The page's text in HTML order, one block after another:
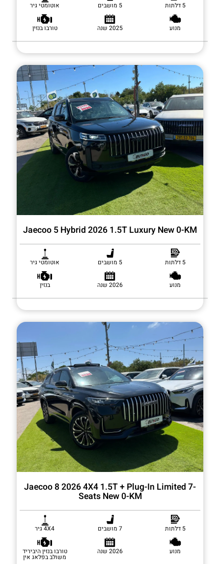
5 דלתות 5 מושבים אוטומטי גיר
מנוע 2025 שנה טורבו בנזין
Jaecoo 5 Hybrid 2026 1.5T Luxury New 0-KM
5 דלתות 5 מושבים אוטומטי גיר
מנוע 2026 שנה בנזין
Jaecoo 8 2026 4X4 1.5T + Plug-In Limited 7-
Seats New 0-KM
5 דלתות 7 מושבים 4X4 גיר
מנוע 2026 שנה טורבו בנזין היביריד
משולב בפלאג אין